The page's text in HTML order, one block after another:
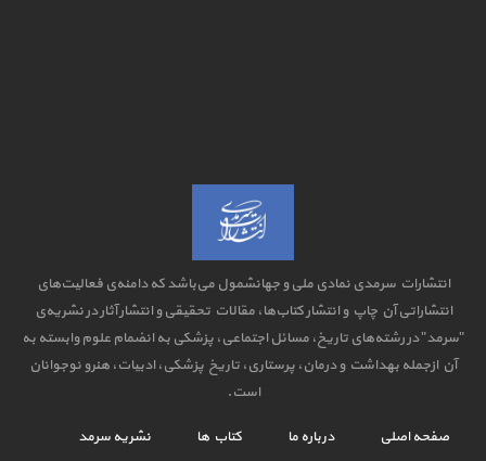
انتشارات سرمدی نمادی ملی و جهانشمول می‌باشد که دامنه‌ی فعالیت‌های
انتشاراتی آن چاپ و انتشار کتاب‌ها، مقالات تحقیقی و انتشار آثار در نشریه‌ی
"سرمد" در رشته‌های تاریخ، مسائل اجتماعی، پزشکی به انضمام علوم وابسته به
آن ازجمله بهداشت و درمان، پرستاری، تاریخ پزشکی، ادبیات، هنرو نوجوانان
است.
صفحه اصلی درباره ما کتاب ها نشریه سرمد